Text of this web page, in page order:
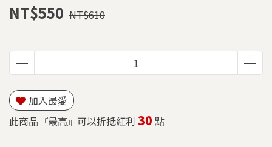
NT$550 NT$610
加入最愛
此商品『最高』可以折抵紅利 30 點